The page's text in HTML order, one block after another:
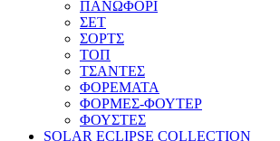
ΠΑΝΩΦΟΡΙ
ΣΕΤ
ΣΟΡΤΣ
ΤΟΠ
ΤΣΑΝΤΕΣ
ΦΟΡΕΜΑΤΑ
ΦΟΡΜΕΣ-ΦΟΥΤΕΡ
ΦΟΥΣΤΕΣ
SOLAR ECLIPSE COLLECTION